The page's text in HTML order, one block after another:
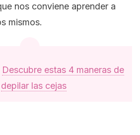
nos conviene aprender a
mismos.
Descubre estas 4 maneras de
depilar las cejas